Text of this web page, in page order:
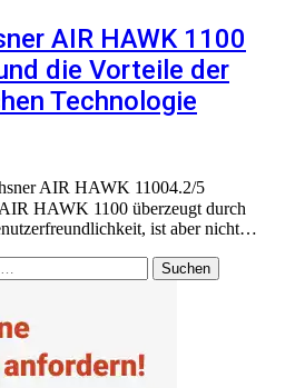
AIR HAWK 1100
die Vorteile der
Technologie
AIR HAWK 11004.2/5
HAWK 1100 überzeugt durch
ist aber nicht…